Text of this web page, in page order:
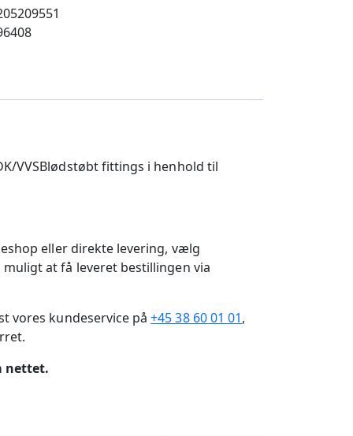
VVSBlødstøbt fittings i henhold til
eller direkte levering, vælg
at få leveret bestillingen via
vores kundeservice på+45 38 60 01 01,
nettet.